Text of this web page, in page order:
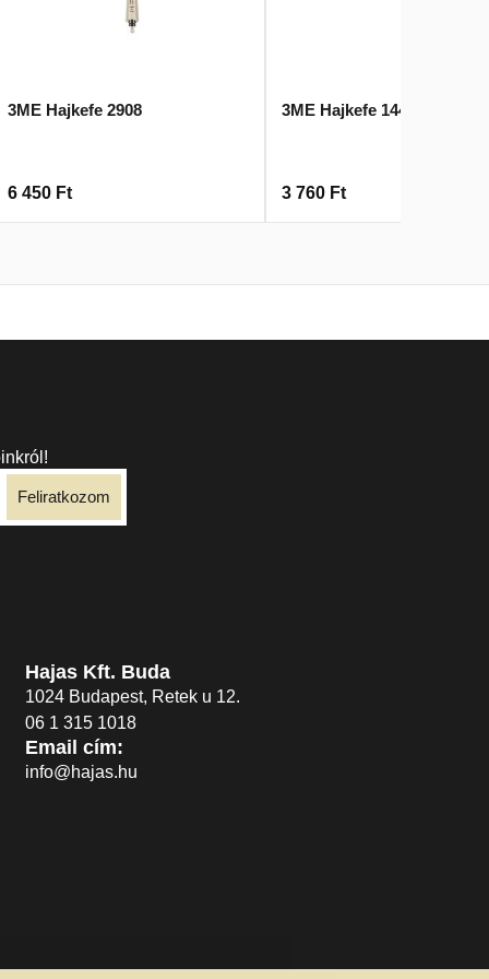
3ME Hajkefe 2908
6 450 Ft
3ME Hajkefe 14484
3 760 Ft
Feliratkozom
Hajas Kft. Buda
1024 Budapest, Retek u 12.
06 1 315 1018
Email cím:
info@hajas.hu